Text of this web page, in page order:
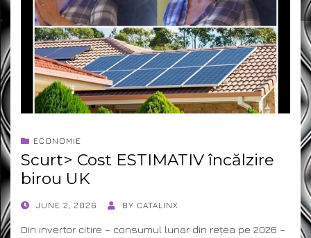
ECONOMIE
Scurt> Cost ESTIMATIV încălzire
birou UK
POSTEDJUNE 2, 2026 BY CATALINX
Din invertor citire – consumul lunar din rețea pe 2026 –